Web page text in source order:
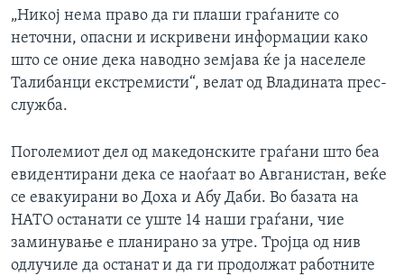
„Никој нема право да ги плаши граѓаните со
неточни, опасни и искривени информации како
што се оние дека наводно земјава ќе ја населеле
Талибанци екстремисти“, велат од Владината прес-
служба.
Поголемиот дел од македонските граѓани што беа
евидентирани дека се наоѓаат во Авганистан, веќе
се евакуирани во Доха и Абу Даби. Во базата на
НАТО останати се уште 14 наши граѓани, чие
заминување е планирано за утре. Тројца од нив
одлучиле да останат и да ги продолжат работните